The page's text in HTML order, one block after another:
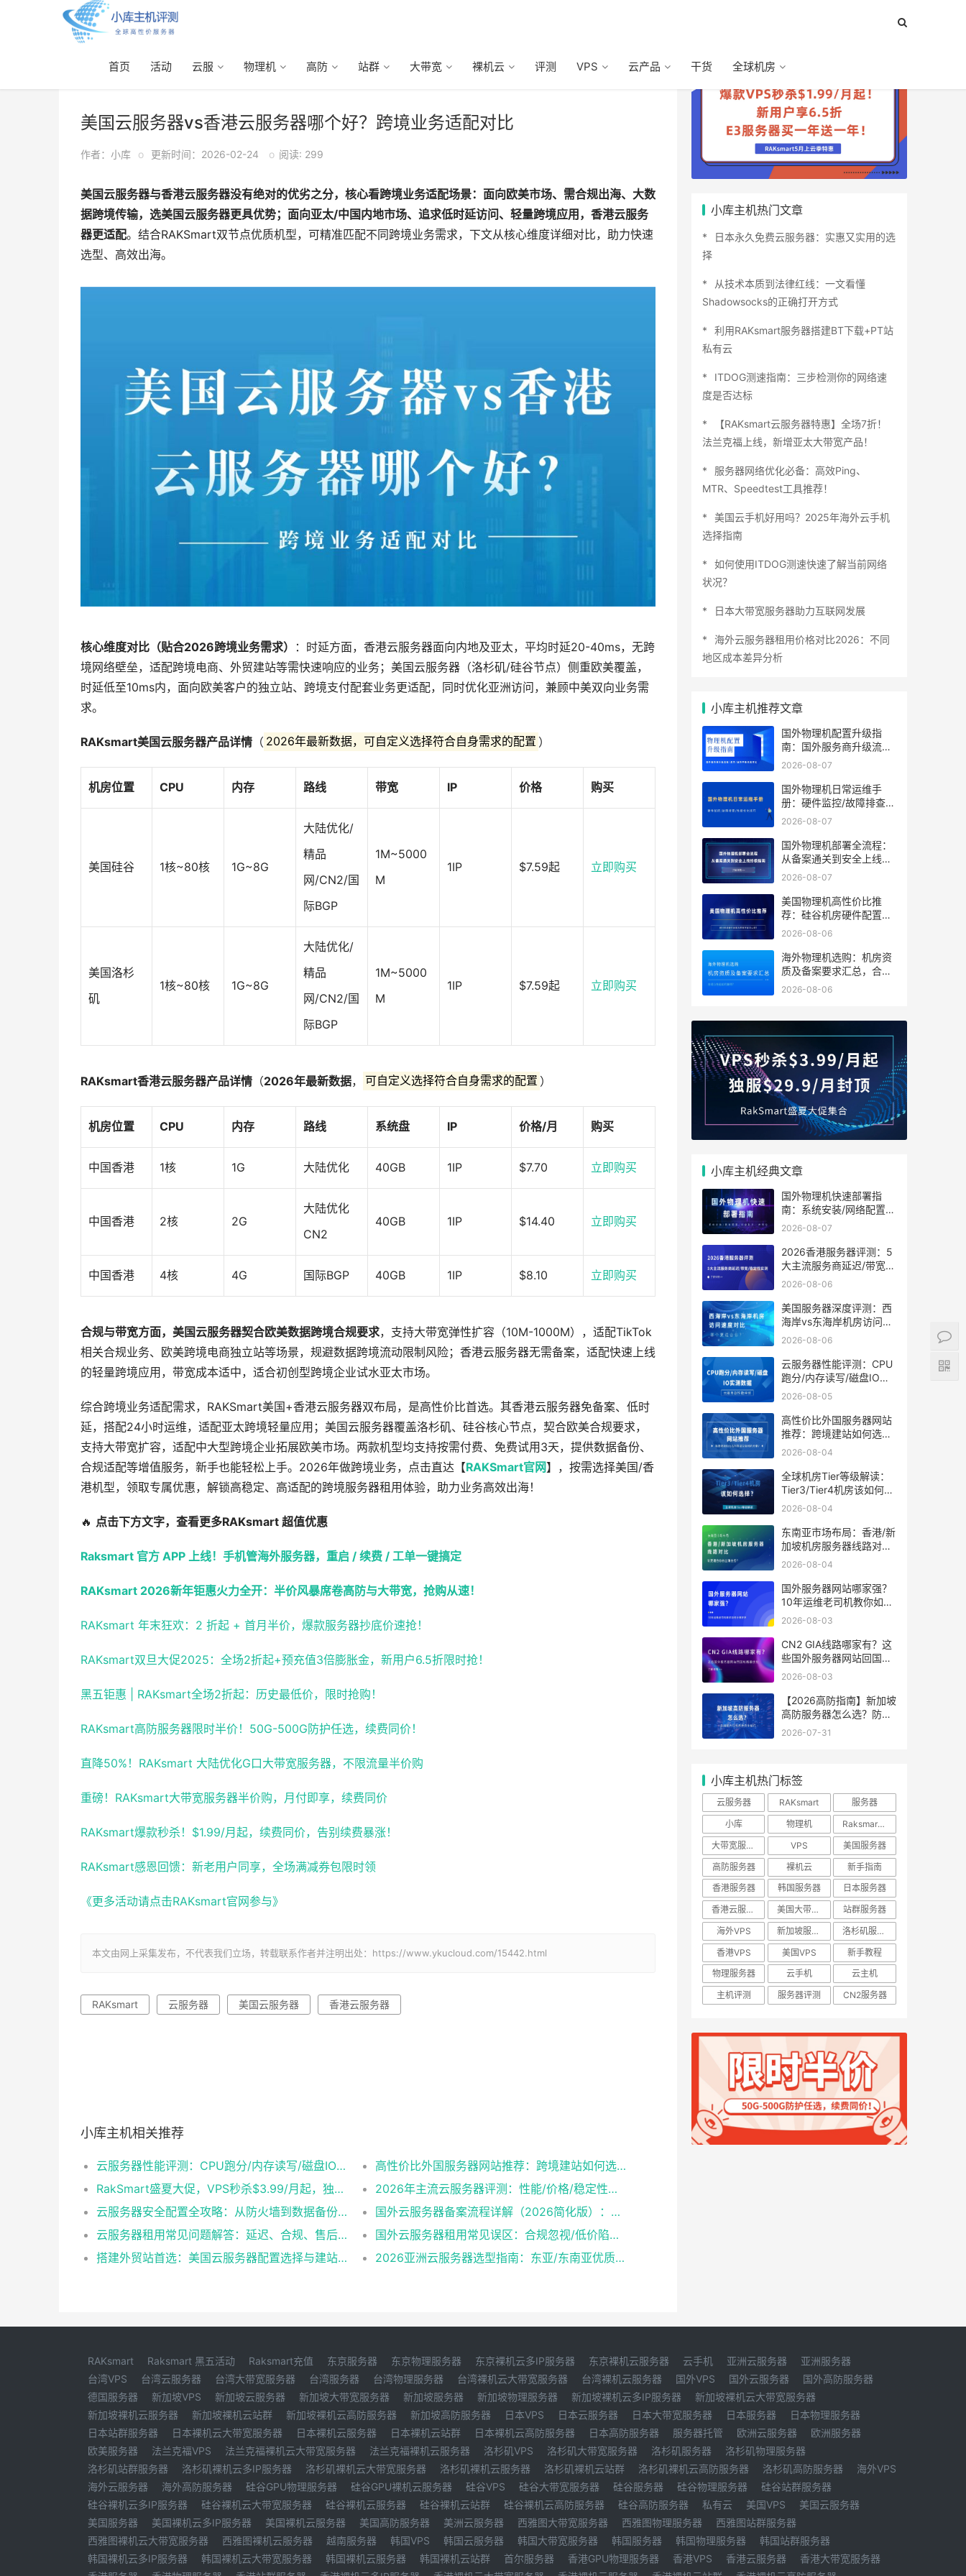
首页 活动 云服 物理机 高防 站群 大带宽 裸机云 评测 VPS 云产品 干货 全球机房
首页> 云服务器 > 正文
美国云服务器vs香港云服务器哪个好？跨境业务适配对比
作者：小库 o 更新时间：2026-02-24 o 阅读: 299
美国云服务器与香港云服务器没有绝对的优劣之分，核心看跨境业务适配场景：面向欧美市场、需合规出海、大数
据跨境传输，选美国云服务器更具优势；面向亚太/中国内地市场、追求低时延访问、轻量跨境应用，香港云服务
器更适配。结合RAKSmart双节点优质机型，可精准匹配不同跨境业务需求，下文从核心维度详细对比，助力快速
选型、高效出海。
核心维度对比（贴合2026跨境业务需求）
：时延方面，香港云服务器面向内地及亚太，平均时延20-40ms，无跨
境网络壁垒，适配跨境电商、外贸建站等需快速响应的业务；美国云服务器（洛杉矶/硅谷节点）侧重欧美覆盖，
时延低至10ms内，面向欧美客户的独立站、跨境支付配套业务更适配，同时优化亚洲访问，兼顾中美双向业务需
求。
RAKsmart美国云服务器产品详情 （ 2026年最新数据，可自定义选择符合自身需求的配置 ）
机房位置 CPU 内存 路线 带宽 IP 价格 购买
美国硅谷 1核~80核 1G~8G
大陆优化/
精品
网/CN2/国
际BGP
1M~5000
M
1IP $7.59起 立即购买
美国洛杉
矶
1核~80核 1G~8G
大陆优化/
精品
网/CN2/国
际BGP
1M~5000
M
1IP $7.59起 立即购买
RAKsmart香港云服务器产品详情 （2026年最新数据， 可自定义选择符合自身需求的配置 ）
机房位置 CPU 内存 路线 系统盘 IP 价格/月 购买
中国香港 1核 1G 大陆优化 40GB 1IP $7.70 立即购买
中国香港 2核 2G
大陆优化
CN2
40GB 1IP $14.40 立即购买
中国香港 4核 4G 国际BGP 40GB 1IP $8.10 立即购买
合规与带宽方面，美国云服务器契合欧美数据跨境合规要求，支持大带宽弹性扩容（10M-1000M），适配TikTok
相关合规业务、欧美跨境电商独立站等场景，规避数据跨境流动限制风险；香港云服务器无需备案，适配快速上线
的轻量跨境应用，带宽成本适中，适合初创型跨境企业试水亚太市场。
综合跨境业务适配需求，RAKSmart美国+香港云服务器双布局，是高性价比首选。其香港云服务器免备案、低时
延，搭配24小时运维，适配亚太跨境轻量应用；美国云服务器覆盖洛杉矶、硅谷核心节点，契合欧美合规要求，
支持大带宽扩容，适配中大型跨境企业拓展欧美市场。两款机型均支持按需付费、免费试用3天，提供数据备份、
合规适配等增值服务，新手也能轻松上手。2026年做跨境业务，点击直达【RAKSmart官网】，按需选择美国/香
港机型，领取专属优惠，解锁高稳定、高适配的跨境服务器租用体验，助力业务高效出海！
🔥 点击下方文字，查看更多RAKsmart 超值优惠
Raksmart 官方 APP 上线！手机管海外服务器，重启 / 续费 / 工单一键搞定
RAKsmart 2026新年钜惠火力全开：半价风暴席卷高防与大带宽，抢购从速！
RAKsmart 年末狂欢：2 折起 + 首月半价，爆款服务器抄底价速抢！
RAKsmart双旦大促2025：全场2折起+预充值3倍膨胀金，新用户6.5折限时抢！
黑五钜惠 | RAKsmart全场2折起：历史最低价，限时抢购！
RAKsmart高防服务器限时半价！50G-500G防护任选，续费同价！
直降50%！RAKsmart 大陆优化G口大带宽服务器，不限流量半价购
重磅！RAKsmart大带宽服务器半价购，月付即享，续费同价
RAKsmart爆款秒杀！$1.99/月起，续费同价，告别续费暴涨！
RAKsmart感恩回馈：新老用户同享，全场满减券包限时领
《更多活动请点击RAKsmart官网参与》
本文由网上采集发布，不代表我们立场，转载联系作者并注明出处：https://www.ykucloud.com/15442.html
RAKsmart 云服务器 美国云服务器 香港云服务器
小库主机相关推荐
云服务器性能评测：CPU跑分/内存读写/磁盘IO实测数据
高性价比外国服务器网站推荐：跨境建站如何选到靠谱又省钱的方案？
RakSmart盛夏大促，VPS秒杀$3.99/月起，独服$29.9/月封顶
2026年主流云服务器评测：性能/价格/稳定性横向对比
云服务器安全配置全攻略：从防火墙到数据备份一步到位
国外云服务器备案流程详解（2026简化版）：材料准备+审核周期
云服务器租用常见问题解答：延迟、合规、售后支持
国外云服务器租用常见误区：合规忽视/低价陷阱/售后风险避坑指南
搭建外贸站首选：美国云服务器配置选择与建站环境一键部署教程
2026亚洲云服务器选型指南：东亚/东南亚优质机房推荐
小库主机热门文章
日本永久免费云服务器：实惠又实用的选
择
从技术本质到法律红线：一文看懂
Shadowsocks的正确打开方式
利用RAKsmart服务器搭建BT下载+PT站
私有云
ITDOG测速指南：三步检测你的网络速
度是否达标
【RAKsmart云服务器特惠】全场7折！
法兰克福上线，新增亚太大带宽产品！
服务器网络优化必备：高效Ping、
MTR、Speedtest工具推荐！
美国云手机好用吗？2025年海外云手机
选择指南
如何使用ITDOG测速快速了解当前网络
状况？
日本大带宽服务器助力互联网发展
海外云服务器租用价格对比2026：不同
地区成本差异分析
小库主机推荐文章
国外物理机配置升级指
南：国外服务商升级流程/
成本/业务中断风险对比
2026-08-07
国外物理机日常运维手
册：硬件监控/故障排查/
性能优化技巧
2026-08-07
国外物理机部署全流程：
从备案通关到安全上线终
极指南
2026-08-07
美国物理机高性价比推
荐：硅谷机房硬件配置及
带宽方案怎么选？
2026-08-06
海外物理机选购：机房资
质及备案要求汇总，合规
与性能如何兼得？
2026-08-06
小库主机经典文章
国外物理机快速部署指
南：系统安装/网络配置/
安全防护一步到位
2026-08-07
2026香港服务器评测：5
大主流服务商延迟/带宽/
稳定性实测
2026-08-06
美国服务器深度评测：西
海岸vs东海岸机房访问速
度对比，哪个更适合你？
2026-08-06
云服务器性能评测：CPU
跑分/内存读写/磁盘IO实
测数据
2026-08-05
高性价比外国服务器网站
推荐：跨境建站如何选到
靠谱又省钱的方案？
2026-08-04
全球机房Tier等级解读：
Tier3/Tier4机房该如何选
择？
2026-08-04
东南亚市场布局：香港/新
加坡机房服务器线路对
比，谁更适合你的出海业
2026-08-04
国外服务器网站哪家强？
10年运维老司机教你如何
分辨好坏
2026-08-03
CN2 GIA线路哪家有？这
些国外服务器网站回国线
路最优化
2026-08-03
【2026高防指南】新加坡
高防服务器怎么选？防御
能力与线路性价比排行
2026-07-31
小库主机热门标签
云服务器 RAKsmart
服务器
小库
物理机
Raksmart优惠
大带宽服务器
VPS
美国服务器
高防服务器
裸机云
新手指南
香港服务器
韩国服务器
日本服务器
香港云服务器
美国大带宽服务器
站群服务器
海外VPS
新加坡服务器
洛杉矶服务器
香港VPS
美国VPS
新手教程
物理服务器
云手机
云主机
主机评测
服务器评测 CN2服务器
RAKsmart Raksmart 黑五活动 Raksmart充值 东京服务器 东京物理服务器 东京裸机云多IP服务器 东京裸机云服务器 云手机 亚洲云服务器
亚洲服务器
台湾VPS
台湾云服务器 台湾大带宽服务器 台湾服务器 台湾物理服务器 台湾裸机云大带宽服务器 台湾裸机云服务器 国外VPS 国外云服务器
国外高防服务器
德国服务器
新加坡VPS 新加坡云服务器 新加坡大带宽服务器 新加坡服务器 新加坡物理服务器 新加坡裸机云多IP服务器
新加坡裸机云大带宽服务器
新加坡裸机云服务器
新加坡裸机云站群 新加坡裸机云高防服务器 新加坡高防服务器 日本VPS 日本云服务器 日本大带宽服务器 日本服务器
日本物理服务器
日本站群服务器
日本裸机云大带宽服务器 日本裸机云服务器 日本裸机云站群 日本裸机云高防服务器 日本高防服务器 服务器托管 欧洲云服务器
欧洲服务器
欧美服务器
法兰克福VPS 法兰克福裸机云大带宽服务器 法兰克福裸机云服务器 洛杉矶VPS 洛杉矶大带宽服务器 洛杉矶服务器
洛杉矶物理服务器
洛杉矶站群服务器
洛杉矶裸机云多IP服务器 洛杉矶裸机云大带宽服务器 洛杉矶裸机云服务器 洛杉矶裸机云站群 洛杉矶裸机云高防服务器 洛杉矶高防服务器
海外VPS
海外云服务器
海外高防服务器 硅谷GPU物理服务器 硅谷GPU裸机云服务器 硅谷VPS 硅谷大带宽服务器 硅谷服务器 硅谷物理服务器
硅谷站群服务器
硅谷裸机云多IP服务器
硅谷裸机云大带宽服务器 硅谷裸机云服务器 硅谷裸机云站群 硅谷裸机云高防服务器 硅谷高防服务器 私有云 美国VPS
美国云服务器
美国服务器
美国裸机云多IP服务器 美国裸机云服务器 美国高防服务器 美洲云服务器 西雅图大带宽服务器 西雅图物理服务器
西雅图站群服务器
西雅图裸机云大带宽服务器
西雅图裸机云服务器 越南服务器 韩国VPS 韩国云服务器 韩国大带宽服务器 韩国服务器 韩国物理服务器
韩国站群服务器
韩国裸机云多IP服务器
韩国裸机云大带宽服务器 韩国裸机云服务器 韩国裸机云站群 首尔服务器 香港GPU物理服务器 香港VPS 香港云服务器
香港大带宽服务器